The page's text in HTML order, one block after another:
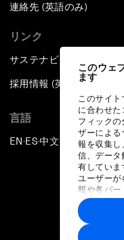
このウェ
ます
このサイ
に合わせた
フィックの
ザーによる
報を収集し
信、データ
有していま
ユーザー
報や各パー
に収集さ
トナーによ
す。
連絡先 (英語のみ)
リンク
サステナビリティへの取
採用情報 (英語のみ)
言語
EN ▪ES▪中文▪ 日本語
プライバシー